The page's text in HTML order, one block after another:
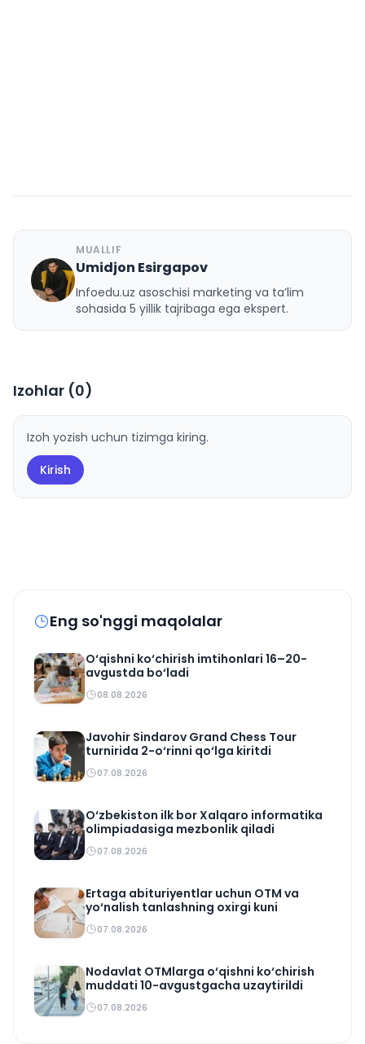
U
MUALLIF
Umidjon Esirgapov
Infoedu.uz asoschisi marketing va ta’lim
sohasida 5 yillik tajribaga ega ekspert.
Izohlar (0)
Izoh yozish uchun tizimga kiring.
Kirish
Eng so'nggi maqolalar
O‘qishni ko‘chirish imtihonlari 16–20-
avgustda bo‘ladi
08.08.2026
Javohir Sindarov Grand Chess Tour
turnirida 2-o‘rinni qo‘lga kiritdi
07.08.2026
O‘zbekiston ilk bor Xalqaro informatika
olimpiadasiga mezbonlik qiladi
07.08.2026
Ertaga abituriyentlar uchun OTM va
yo‘nalish tanlashning oxirgi kuni
07.08.2026
Nodavlat OTMlarga o‘qishni ko‘chirish
muddati 10-avgustgacha uzaytirildi
07.08.2026